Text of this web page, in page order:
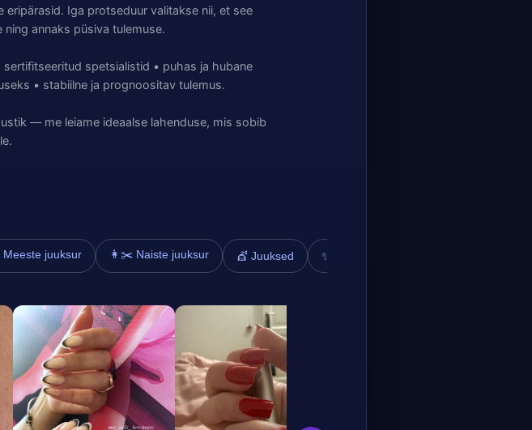
Iga protseduur valitakse nii, et see
annaks püsiva tulemuse.
spetsialistid • puhas ja hubane
• stabiilne ja prognoositav tulemus.
— me leiame ideaalse lahenduse, mis sobib
juuksur 👩✂️ Naiste juuksur 💇 Juuksed ✨ Kulmud